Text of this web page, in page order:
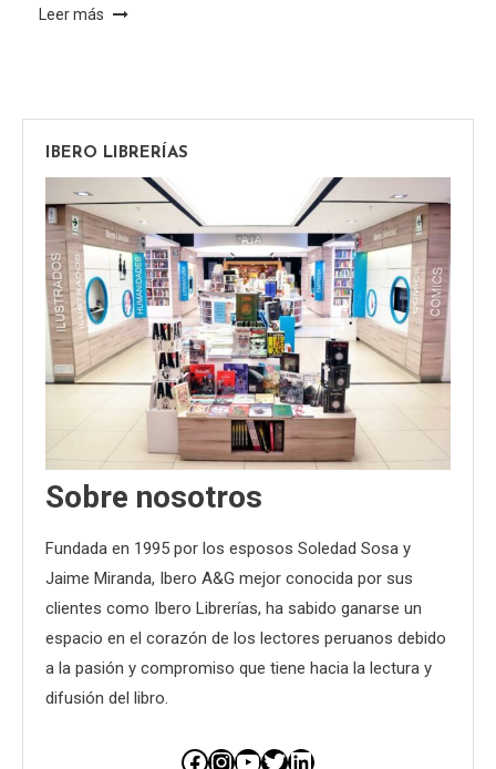
Leer más
IBERO LIBRERÍAS
Sobre nosotros
Fundada en 1995 por los esposos Soledad Sosa y
Jaime Miranda, Ibero A&G mejor conocida por sus
clientes como Ibero Librerías, ha sabido ganarse un
espacio en el corazón de los lectores peruanos debido
a la pasión y compromiso que tiene hacia la lectura y
difusión del libro.
Facebook
Instagram
YouTube
Twitter
LinkedIn